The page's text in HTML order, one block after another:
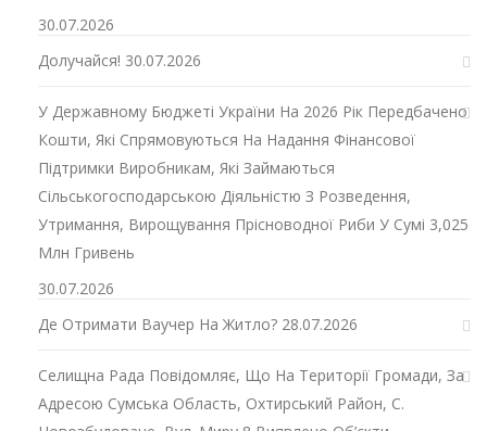
30.07.2026
Долучайся! 30.07.2026
У Державному Бюджеті України На 2026 Рік Передбачено
Кошти, Які Спрямовуються На Надання Фінансової
Підтримки Виробникам, Які Займаються
Сільськогосподарською Діяльністю З Розведення,
Утримання, Вирощування Прісноводної Риби У Сумі 3,025
Млн Гривень
30.07.2026
Де Отримати Ваучер На Житло? 28.07.2026
Селищна Рада Повідомляє, Що На Території Громади, За
Адресою Сумська Область, Охтирський Район, С.